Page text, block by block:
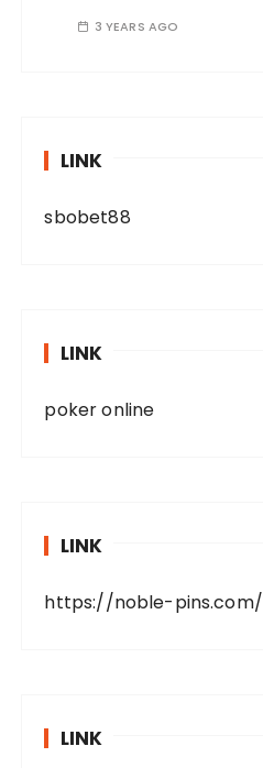
3 YEARS AGO
LINK
sbobet88
LINK
poker online
LINK
https://noble-pins.com/
LINK